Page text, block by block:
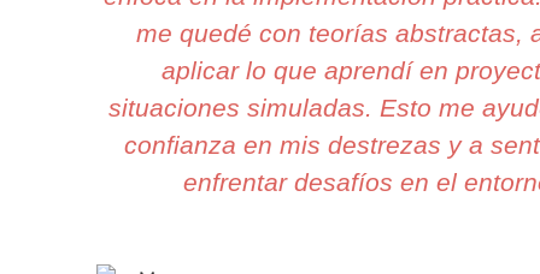
me quedé con teorías abstractas,
aplicar lo que aprendí en
situaciones simuladas. Esto me
confianza en mis destrezas y a
enfrentar desafíos en el